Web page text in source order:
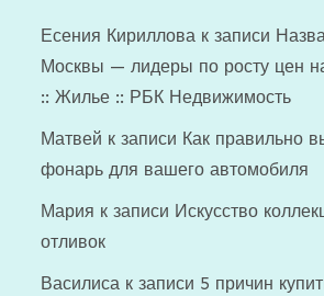
Есения Кириллова к записи
Москвы — лидеры по росту цен
:: Жилье :: РБК Недвижимость
Матвей к записи Как правильно
фонарь для вашего автомобиля
Мария к записи Искусство
отливок
Василиса к записи 5 причин